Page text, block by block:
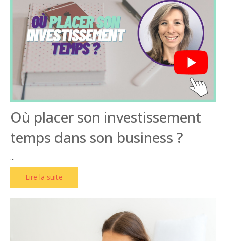
Où placer son investissement
temps dans son business ?
...
Lire la suite